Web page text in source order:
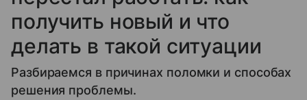
получить новый и что
делать в такой ситуации
Разбираемся в причинах поломки и способах
решения проблемы.